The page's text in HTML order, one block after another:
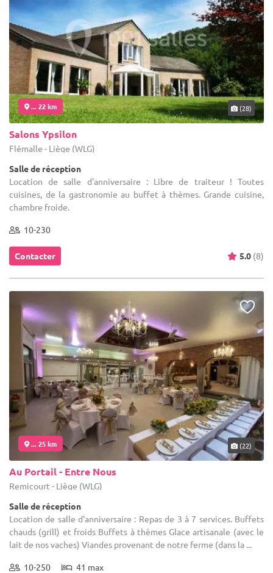
... 22 km (28)
Salons Ypsilon
Flémalle - Liège (WLG)
Salle de réception
Location de salle d'anniversaire : Libre de traiteur ! Toutes
cuisines, de la gastronomie au buffet à thèmes. Grande cuisine,
chambre froide.
10-230
Contacter 5.0 (8)
... 25 km (22)
Au Portail - Entre Nous
Remicourt - Liège (WLG)
Salle de réception
Location de salle d'anniversaire : Repas de 3 à 7 services. Buffets
chauds (grill) et froids Buffets à thèmes Glace artisanale (avec le
lait de nos vaches) Viandes provenant de notre ferme (dans la ...
10-250 41 max